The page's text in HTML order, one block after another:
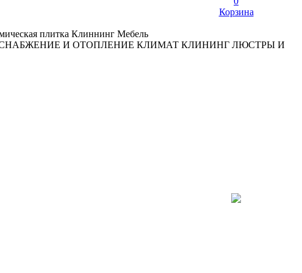
Корзина
плитка Клиннинг Мебель
И ОТОПЛЕНИЕ КЛИМАТ КЛИНИНГ ЛЮСТРЫ И